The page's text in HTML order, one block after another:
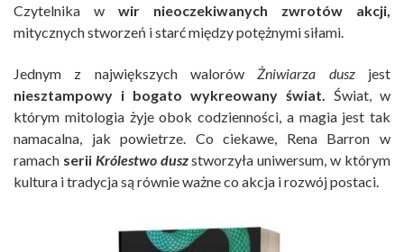
Czytelnika w wir nieoczekiwanych zwrotów akcji,
mitycznych stworzeń i starć między potężnymi siłami.
Jednym z największych walorówŻniwiarza duszjest
niesztampowy i bogato wykreowany świat. Świat, w
którym mitologia żyje obok codzienności, a magia jest tak
namacalna, jak powietrze. Co ciekawe, Rena Barron w
ramach serii Królestwo dusz stworzyła uniwersum, w którym
kultura i tradycja są równie ważne co akcja i rozwój postaci.